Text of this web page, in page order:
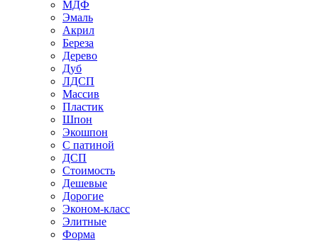
МДФ
Эмаль
Акрил
Береза
Дерево
Дуб
ЛДСП
Массив
Пластик
Шпон
Экошпон
С патиной
ДСП
Стоимость
Дешевые
Дорогие
Эконом-класс
Элитные
Форма